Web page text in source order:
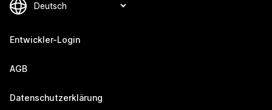
Entwickler-Login
AGB
Datenschutzerklärung